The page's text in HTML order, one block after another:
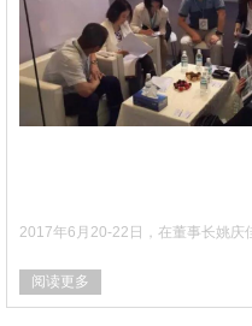
2017年6月20-22日，在董事长姚
阅读更多